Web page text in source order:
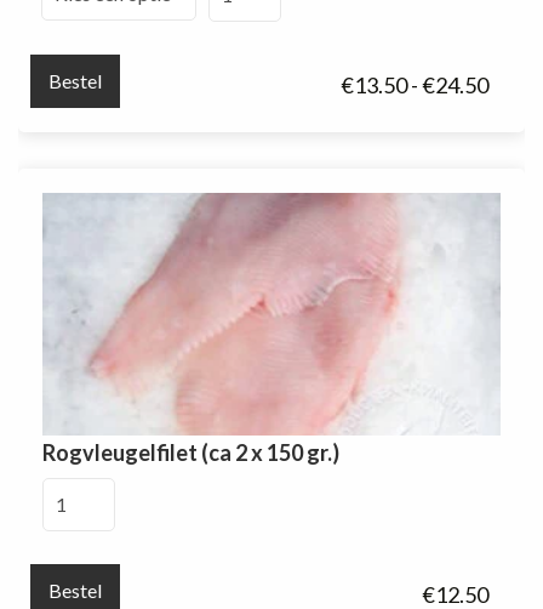
€13.50-€24.50
Bestel
Rogvleugelfilet (ca 2 x 150 gr.)
€12.50
xBestel